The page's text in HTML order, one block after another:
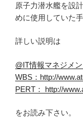
原子力潜水艦を設
めに使用していた
詳しい説明は
@IT情報マネジメン
WBS：http://
PERT： http://
をお読み下さい。